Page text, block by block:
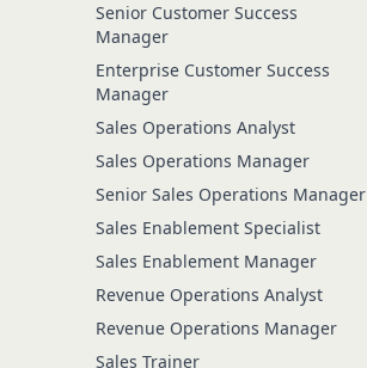
Senior Customer Success
Manager
Enterprise Customer Success
Manager
Sales Operations Analyst
Sales Operations Manager
Senior Sales Operations Manager
Sales Enablement Specialist
Sales Enablement Manager
Revenue Operations Analyst
Revenue Operations Manager
Sales Trainer